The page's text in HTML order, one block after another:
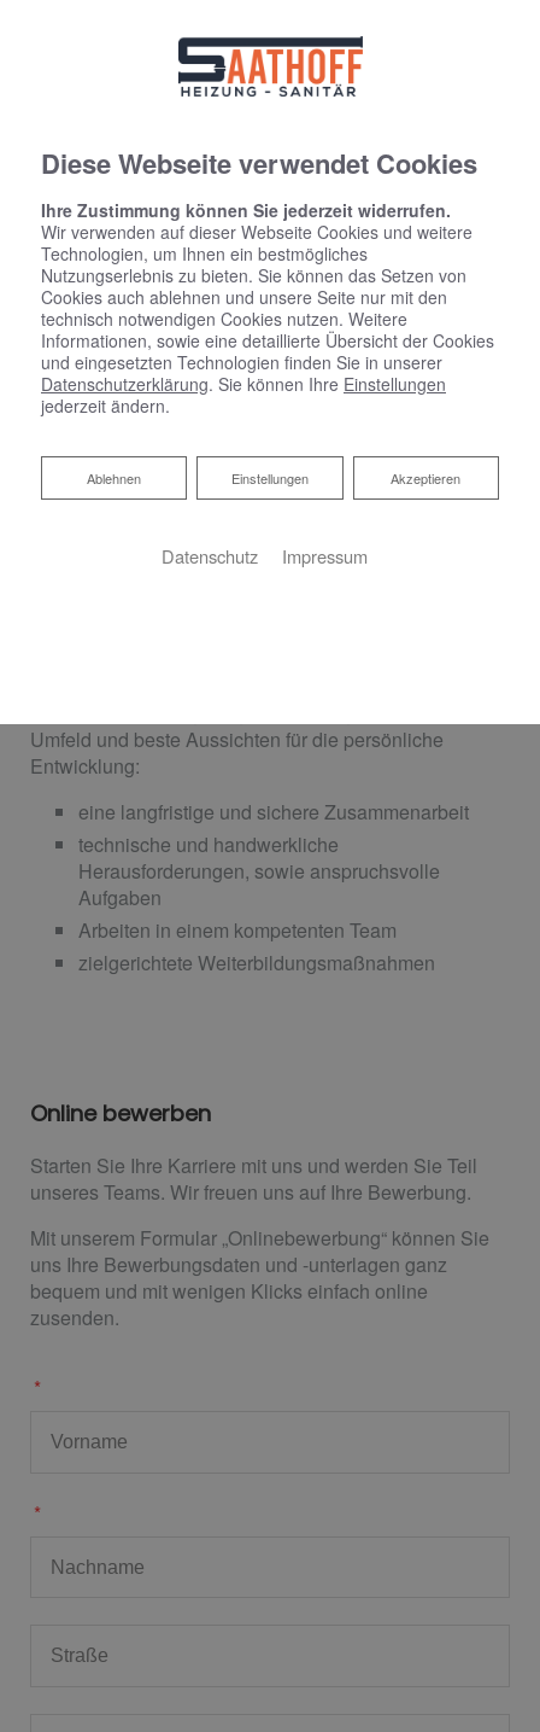
Jobs: Offene Stellen
Umfeld und beste Aussichten für die persönliche
Entwicklung:
eine langfristige und sichere Zusammenarbeit
technische und handwerkliche
Herausforderungen, sowie anspruchsvolle
Aufgaben
Arbeiten in einem kompetenten Team
zielgerichtete Weiterbildungsmaßnahmen
Online bewerben
Starten Sie Ihre Karriere mit uns und werden Sie Teil
unseres Teams. Wir freuen uns auf Ihre Bewerbung.
Mit unserem Formular „Onlinebewerbung“ können Sie
uns Ihre Bewerbungsdaten und -unterlagen ganz
bequem und mit wenigen Klicks einfach online
zusenden.
Diese Webseite verwendet Cookies
Ihre Zustimmung können Sie jederzeit widerrufen.
Wir verwenden auf dieser Webseite Cookies und weitere
Technologien, um Ihnen ein bestmögliches
Nutzungserlebnis zu bieten. Sie können das Setzen von
Cookies auch ablehnen und unsere Seite nur mit den
technisch notwendigen Cookies nutzen. Weitere
Informationen, sowie eine detaillierte Übersicht der Cookies
und eingesetzten Technologien finden Sie in unserer
Datenschutzerklärung. Sie können Ihre Einstellungen
jederzeit ändern.
Akzeptieren
Einstellungen
Ablehnen
Ablehnen
Datenschutz Impressum